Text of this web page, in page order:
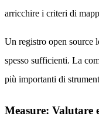
arricchire i criteri di
Un registro open source
spesso sufficienti. La
più importanti di
Measure: Valutare